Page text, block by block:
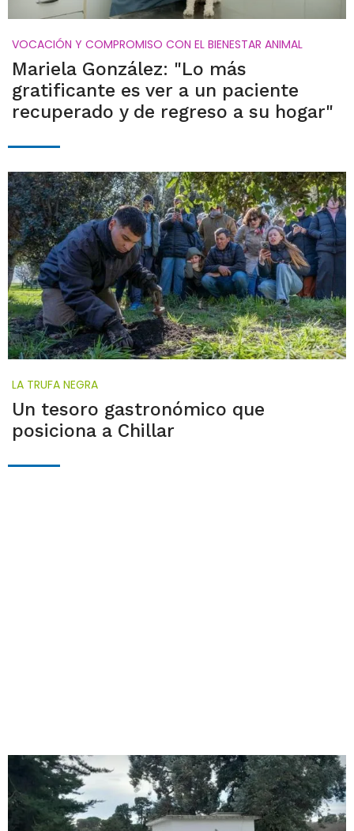
VOCACIÓN Y COMPROMISO CON EL BIENESTAR ANIMAL
Mariela González: "Lo más
gratificante es ver a un paciente
recuperado y de regreso a su hogar"
LA TRUFA NEGRA
Un tesoro gastronómico que
posiciona a Chillar